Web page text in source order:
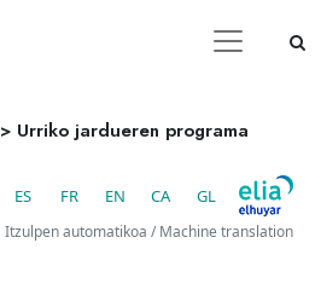
> Urriko jardueren programa
ES FR EN CA GL
Itzulpen automatikoa / Machine translation